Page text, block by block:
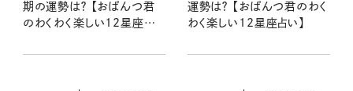
期の運勢は？ 【おぱんつ君
のわくわく楽しい12星座占
運勢は？ 【おぱんつ君のわく
わく楽しい12星座占い】